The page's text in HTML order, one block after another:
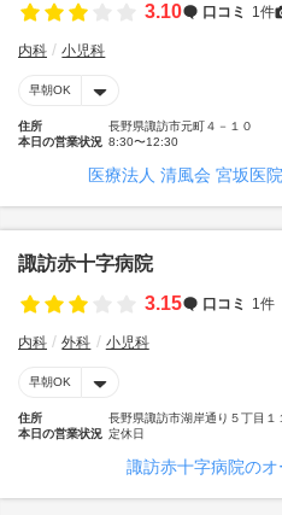
3.10 口コミ 1件
内科 小児科
早朝OK
住所
長野県諏訪市元町４－１０
本日の営業状況 8:30〜12:30
医療法人 清風会 宮坂医
諏訪赤十字病院
3.15
口コミ 1件
内科 外科 小児科
早朝OK
住所
長野県諏訪市湖岸通り５丁目１
本日の営業状況 定休日
諏訪赤十字病院の